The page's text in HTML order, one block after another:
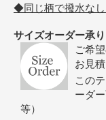
◆同じ柄で撥水なし
サイズオーダー承
ご希
お見
この
ーダ
等）